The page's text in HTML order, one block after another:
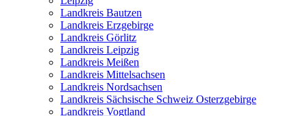
Landkreis Bautzen
Landkreis Erzgebirge
Landkreis Görlitz
Landkreis Leipzig
Landkreis Meißen
Landkreis Mittelsachsen
Landkreis Nordsachsen
Landkreis Sächsische Schweiz Osterzgebirge
Landkreis Vogtland